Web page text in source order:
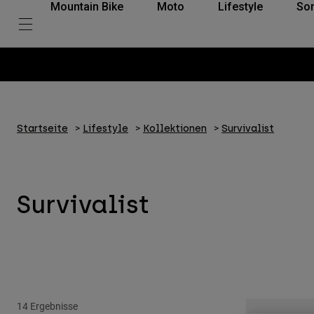
Mountain Bike Moto Lifestyle
Startseite Lifestyle Kollektionen Survivalist
Survivalist
14 Ergebnisse